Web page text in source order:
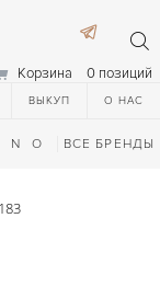
Корзина 0 позиций
ВЫКУП О НАС
N O Q R S T
ВСЕ БРЕНДЫ